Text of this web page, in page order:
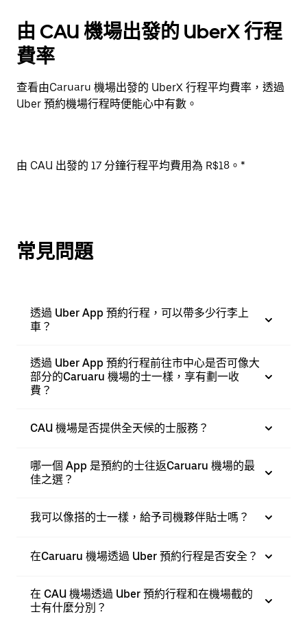
由 CAU 機場出發的 UberX 行程
費率
查看由Caruaru 機場出發的 UberX 行程平均費率，透過
Uber 預約機場行程時便能心中有數。
由 CAU 出發的 17 分鐘行程平均費用為 R$18。*
常見問題
透過 Uber App 預約行程，可以帶多少行李上
車？
透過 Uber App 預約行程前往市中心是否可像大
部分的Caruaru 機場的士一樣，享有劃一收
費？
CAU 機場是否提供全天候的士服務？
哪一個 App 是預約的士往返Caruaru 機場的最
佳之選？
我可以像搭的士一樣，給予司機夥伴貼士嗎？
在Caruaru 機場透過 Uber 預約行程是否安全？
在 CAU 機場透過 Uber 預約行程和在機場截的
士有什麼分別？